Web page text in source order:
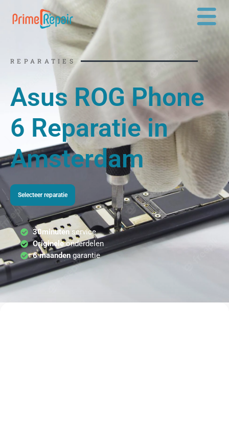
naar
REPARATIES
Asus ROG Phone
6 Reparatie in
Amsterdam
Selecteer reparatie
30minutenservice
Origineleonderdelen
6 maandengarantie